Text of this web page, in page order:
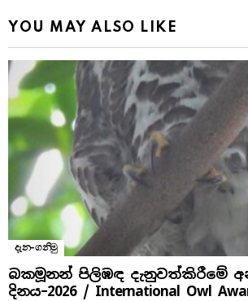
YOU MAY ALSO LIKE
දැන-ගනිමු
බකමූනන් පිලිඹඳ දැනුවත්කිරීමේ
දිනය​–2026 / International Owl